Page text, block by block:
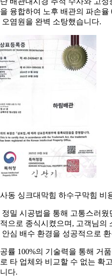
융합하여 노후 배관의 파손
오염원을 완벽 소탕했습니다.
동 싱크대막힘 하수구막힘 비
정밀 시공법을 통해 고통스러
으로 종식시켰으며, 고객님의
안심 배수 환경을 성공적으로
률 100%의 기술력을 통해 거
타 업체와 비교할 수 없는 확
다.